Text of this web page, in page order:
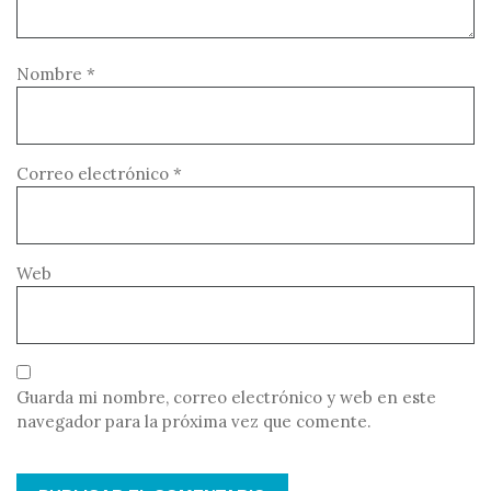
Nombre *
Correo electrónico *
Web
Guarda mi nombre, correo electrónico y web en este
navegador para la próxima vez que comente.